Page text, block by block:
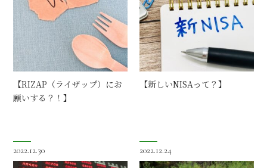
【RIZAP（ライザップ）にお
願いする？！】
【新しいNISAって？】
2022.12.30 2022.12.24